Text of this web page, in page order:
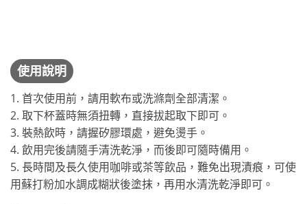
使用說明
1. 首次使用前，請用軟布或洗滌劑全部清潔。
2. 取下杯蓋時無須扭轉，直接拔起取下即可。
3. 裝熱飲時，請握矽膠環處，避免燙手。
4. 飲用完後請隨手清洗乾淨，而後即可隨時備用。
5. 長時間及長久使用咖啡或茶等飲品，難免出現漬痕，可使
用蘇打粉加水調成糊狀後塗抹，再用水清洗乾淨即可。